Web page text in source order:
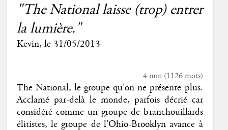
"The National laisse (trop) entrer
la lumière."
Kevin, le 31/05/2013
4 min(1126mots)
The National, le groupe qu'on ne présente plus.
Acclamé par-delà le monde, parfois décrié car
considéré comme un groupe de branchouillards
élitistes, le groupe de l'Ohio-Brooklyn avance à